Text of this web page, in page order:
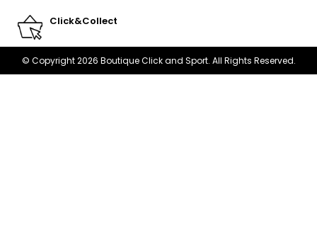
Click&Collect
© Copyright 2026 Boutique Click and Sport. All Rights Reserved.